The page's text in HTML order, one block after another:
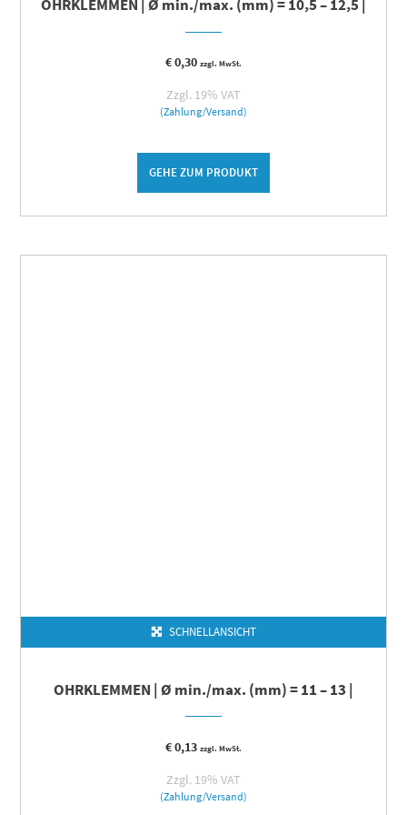
OHRKLEMMEN | Ø min./max. (mm) = 10,5 – 12,5 |
€0,30 zzgl. MwSt.
Zzgl. 19% VAT
(Zahlung/Versand)
GEHE ZUM PRODUKT
SCHNELLANSICHT
OHRKLEMMEN | Ø min./max. (mm) = 11 – 13 |
€0,13 zzgl. MwSt.
Zzgl. 19% VAT
(Zahlung/Versand)